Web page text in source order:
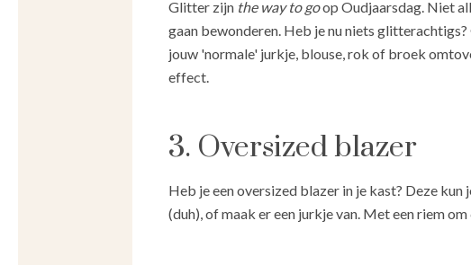
Glitter zijn the way to goop Oudjaarsdag. Niet
gaan bewonderen. Heb je nu niets
jouw 'normale' jurkje, blouse, rok of broek
effect.
3. Oversized blazer
Heb je een oversized blazer in je kast? Deze
(duh), of maak er een jurkje van. Met een riem